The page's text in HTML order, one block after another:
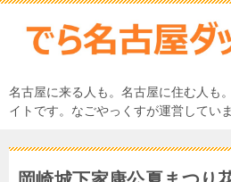
名古屋に来る人も。名古屋に住む人も
イトです。なごやっくすが運営していま